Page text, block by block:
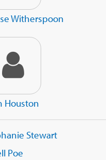
Witherspoon
Houston
Stewart
Poe